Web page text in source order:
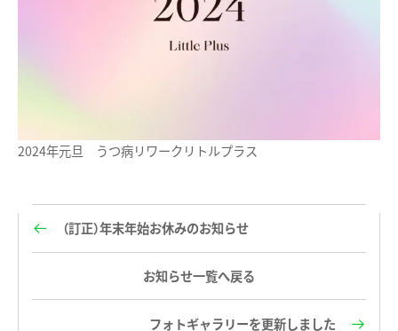
2024年元旦 うつ病リワークリトルプラス
（訂正）年末年始お休みのお知らせ
お知らせ一覧へ戻る
フォトギャラリーを更新しました